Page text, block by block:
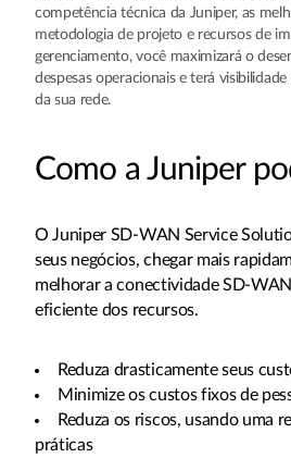
competência técnica da Juniper, as
metodologia de projeto e recursos de
gerenciamento, você maximizará o
despesas operacionais e terá
da sua rede.
Como a Juniper
O Juniper SD-WAN Service
seus negócios, chegar mais
melhorar a conectividade SD-
eficiente dos recursos.
Reduza drasticamente seus
Minimize os custos fixos de
Reduza os riscos, usando uma
práticas